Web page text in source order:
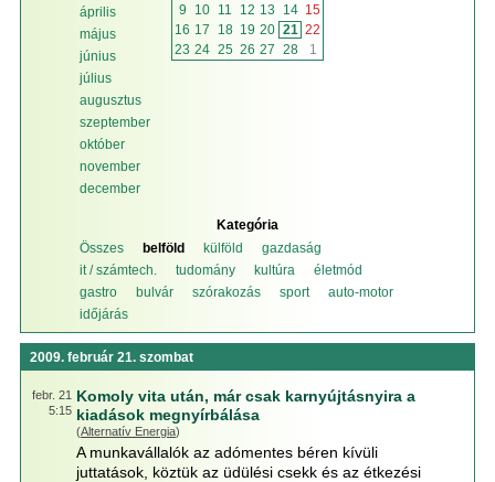
április
május
június
július
augusztus
szeptember
október
november
december
9
10 11 12 13 14 15
16 17 18 19 20 21 22
23 24 25 26 27 28 1
Kategória
Összes
belföld külföld
gazdaság
it / számtech.
tudomány kultúra
életmód
gastro
bulvár szórakozás sport
auto-motor
időjárás
2009. február 21. szombat
febr. 21
5:15
Komoly vita után, már csak karnyújtásnyira a
kiadások megnyírbálása
(Alternatív Energia)
A munkavállalók az adómentes béren kívüli
juttatások, köztük az üdülési csekk és az étkezési